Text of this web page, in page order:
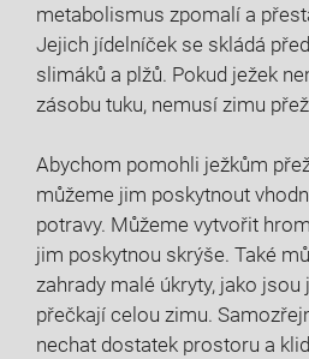
metabolismus zpomalí a
Jejich jídelníček se skládá
slimáků a plžů. Pokud ježek
zásobu tuku, nemusí zimu
Abychom pomohli ježkům
můžeme jim poskytnout
potravy. Můžeme vytvořit
jim poskytnou skrýše. Také
zahrady malé úkryty, jako jsou
přečkají celou zimu.
nechat dostatek prostoru a